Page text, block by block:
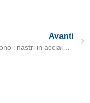
Avanti
Cosa sono i nastri in acciaio per il trattamento chimico?